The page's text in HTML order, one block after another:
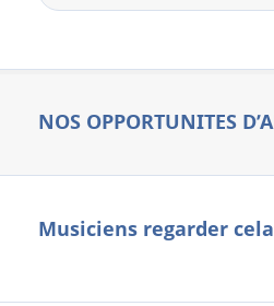
NOS OPPORTUNITES
Musiciens regarder